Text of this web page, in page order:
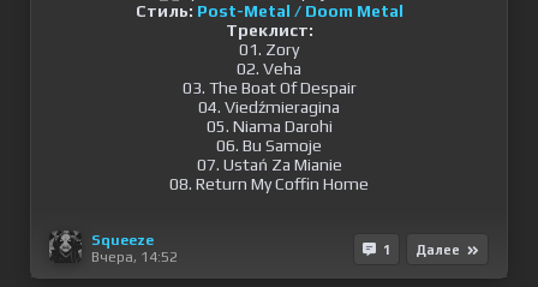
Стиль: Post-Metal / Doom Metal
Треклист:
01. Zory
02. Veha
03. The Boat Of Despair
04. Viedźmieragina
05. Niama Darohi
06. Bu Samoje
07. Ustań Za Mianie
08. Return My Coffin Home
Squeeze
Вчера, 14:52
1 Далее